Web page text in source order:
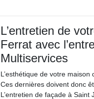
L’entretien de
Ferrat avec
Multiservices
L’esthétique de votre maison
Ces dernières doivent donc
L’entretien de façade à